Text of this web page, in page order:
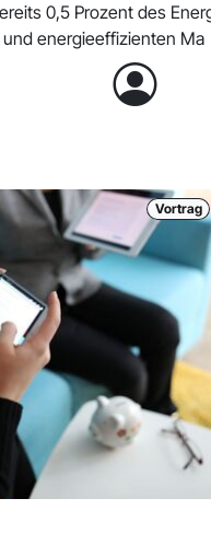
0,5 Prozent des
energieeffizienten Ma
Vortrag